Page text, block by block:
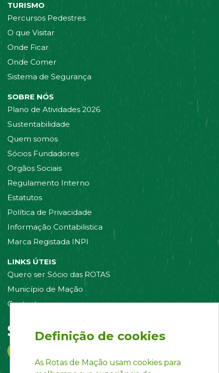
TURISMO
Percursos Pedestres
O que Visitar
Onde Ficar
Onde Comer
Sistema de Segurança
SOBRE NÓS
Plano de Atividades 2026
Sustentabilidade
Quem somos
Sócios Fundadores
Orgãos Sociais
Regulamento Interno
Estatutos
Política de Privacidade
Informação Contabilistica
Marca Registada INPI
LINKS ÚTEIS
Quero ser Sócio das ROTAS
Município de Mação
Contacte-nos
Siga-nos em:
Definição de cookies
As Rotas de Mação usam cookies para